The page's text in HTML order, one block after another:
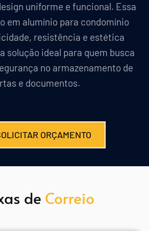
uniforme e funcional. Essa
em alumínio para condomínio
resistência e estética
solução ideal para quem busca
no armazenamento de
e documentos.
ORÇAMENTO
de Correio